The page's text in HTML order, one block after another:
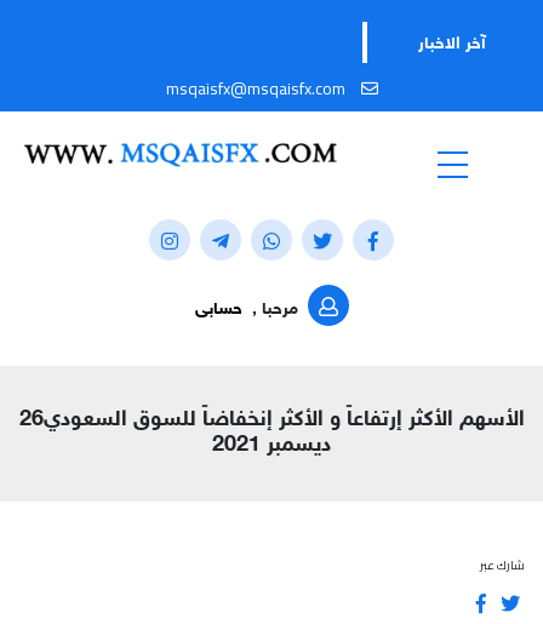
آخر الاخبار
msqaisfx@msqaisfx.com
مرحبا , حسابى
الأسهم الأكثر إرتفاعاً و الأكثر إنخفاضاً للسوق السعودي26
ديسمبر 2021
شارك عبر